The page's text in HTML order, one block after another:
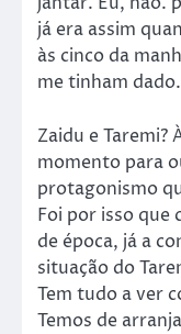
já era assim
às cinco da
me tinham dado.
Zaidu e Taremi?
momento para
protagonismo
Foi por isso que
de época, já a
situação do
Tem tudo a ver
Temos de